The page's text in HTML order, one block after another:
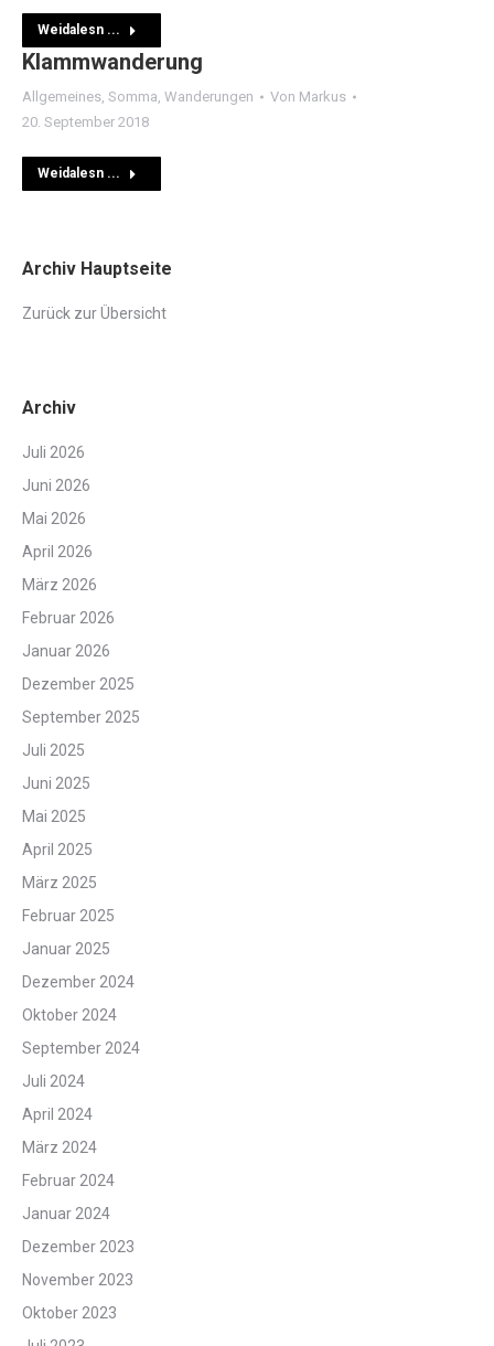
Weidalesn ...
Klammwanderung
Allgemeines, Somma, Wanderungen Von Markus
20. September 2018
Weidalesn ...
Archiv Hauptseite
Zurück zur Übersicht
Archiv
Juli 2026
Juni 2026
Mai 2026
April 2026
März 2026
Februar 2026
Januar 2026
Dezember 2025
September 2025
Juli 2025
Juni 2025
Mai 2025
April 2025
März 2025
Februar 2025
Januar 2025
Dezember 2024
Oktober 2024
September 2024
Juli 2024
April 2024
März 2024
Februar 2024
Januar 2024
Dezember 2023
November 2023
Oktober 2023